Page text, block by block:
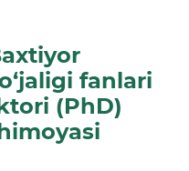
fanlari
(PhD)